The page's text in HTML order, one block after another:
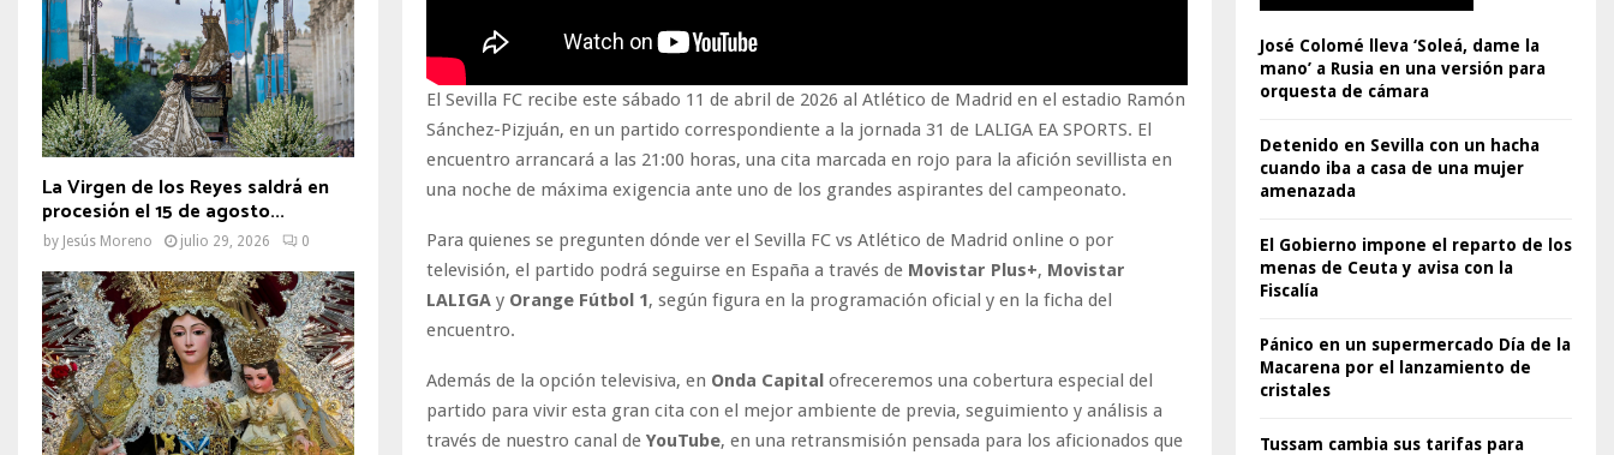
El Sevilla FC recibe este sábado 11 de abril de 2026 al Atlético de Madrid en el estadio Ramón
Sánchez-Pizjuán, en un partido correspondiente a la jornada 31 de LALIGA EA SPORTS. El
encuentro arrancará a las 21:00 horas, una cita marcada en rojo para la afición sevillista en
una noche de máxima exigencia ante uno de los grandes aspirantes del campeonato.
Para quienes se pregunten dónde ver el Sevilla FC vs Atlético de Madrid online o por
televisión, el partido podrá seguirse en España a través de Movistar Plus+, Movistar
LALIGA y Orange Fútbol 1, según figura en la programación oficial y en la ficha del
encuentro.
Además de la opción televisiva, en Onda Capital ofreceremos una cobertura especial del
partido para vivir esta gran cita con el mejor ambiente de previa, seguimiento y análisis a
través de nuestro canal de YouTube, en una retransmisión pensada para los aficionados que
La Virgen de los Reyes saldrá en
procesión el 15 de agosto...
by Jesús Moreno julio 29, 2026 0
José Colomé lleva ‘Soleá, dame la
mano’ a Rusia en una versión para
orquesta de cámara
Detenido en Sevilla con un hacha
cuando iba a casa de una mujer
amenazada
El Gobierno impone el reparto de los
menas de Ceuta y avisa con la
Fiscalía
Pánico en un supermercado Día de la
Macarena por el lanzamiento de
cristales
Tussam cambia sus tarifas para